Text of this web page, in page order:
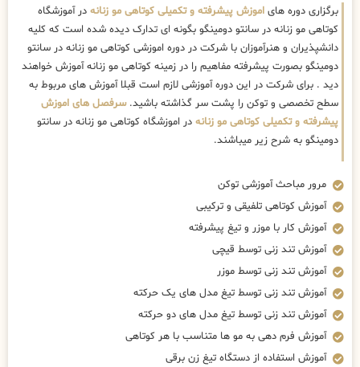
برگزاری دوره های اموزش پیشرفته و تکمیلی کوتاهی مو زنانه در آموزشگاه
کوتاهی مو زنانه در سانتو دومینگو بگونه ای تدارک دیده شده است که کلیه
دانشپذیران و هنرآموزان با شرکت در دوره اموزشی کوتاهی مو زنانه در سانتو
دومینگو بصورت پیشرفته مفاهیم را در زمینه کوتاهی مو زنانه آموزش خواهند
دید . برای شرکت در این دوره آموزشی لازم است قبلا آموزش های مربوط به
سطح تخصصی و توکن را پشت سر گذاشته باشید.سرفصل های اموزش
پیشرفته و تکمیلی کوتاهی مو زنانه در اموزشگاه کوتاهی مو زنانه در سانتو
دومینگو به شرح زیر میباشند.
مرور مباحث آموزشی توکن
آموزش کوتاهی تلفیقی و ترکیبی
آموزش کار با موزر و تیغ پیشرفته
آموزش تند زنی توسط قیچی
آموزش تند زنی توسط موزر
آموزش تند زنی توسط تیغ مدل های یک حرکته
آموزش تند زنی توسط تیغ مدل های دو حرکته
آموزش فرم دهی به مو ها متناسب با هر کوتاهی
آموزش استفاده از دستگاه تیغ زن برقی